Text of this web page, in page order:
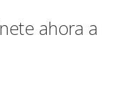
ahora a